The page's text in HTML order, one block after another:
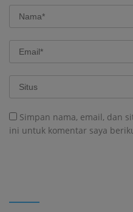
Simpan nama, email, dan
ini untuk komentar saya